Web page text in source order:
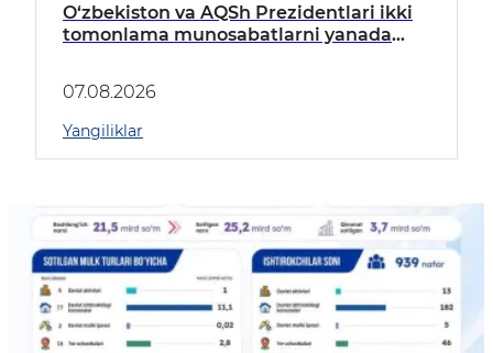
O‘zbekiston va AQSh Prezidentlari ikki
tomonlama munosabatlarni yanada
07.08.2026
Yangiliklar